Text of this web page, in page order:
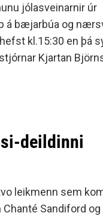
jólasveinarnir úr
á bæjarbúa og
kl.15:30 en þá
Kjartan
deildinni
leikmenn sem
Sandiford